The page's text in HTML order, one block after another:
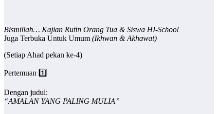
Bismillah… Kajian Rutin Orang Tua & Siswa HI-School
Juga Terbuka Untuk Umum (Ikhwan & Akhawat)
(Setiap Ahad pekan ke-4)
Pertemuan 1️⃣
Dengan judul:
“AMALAN YANG PALING MULIA”